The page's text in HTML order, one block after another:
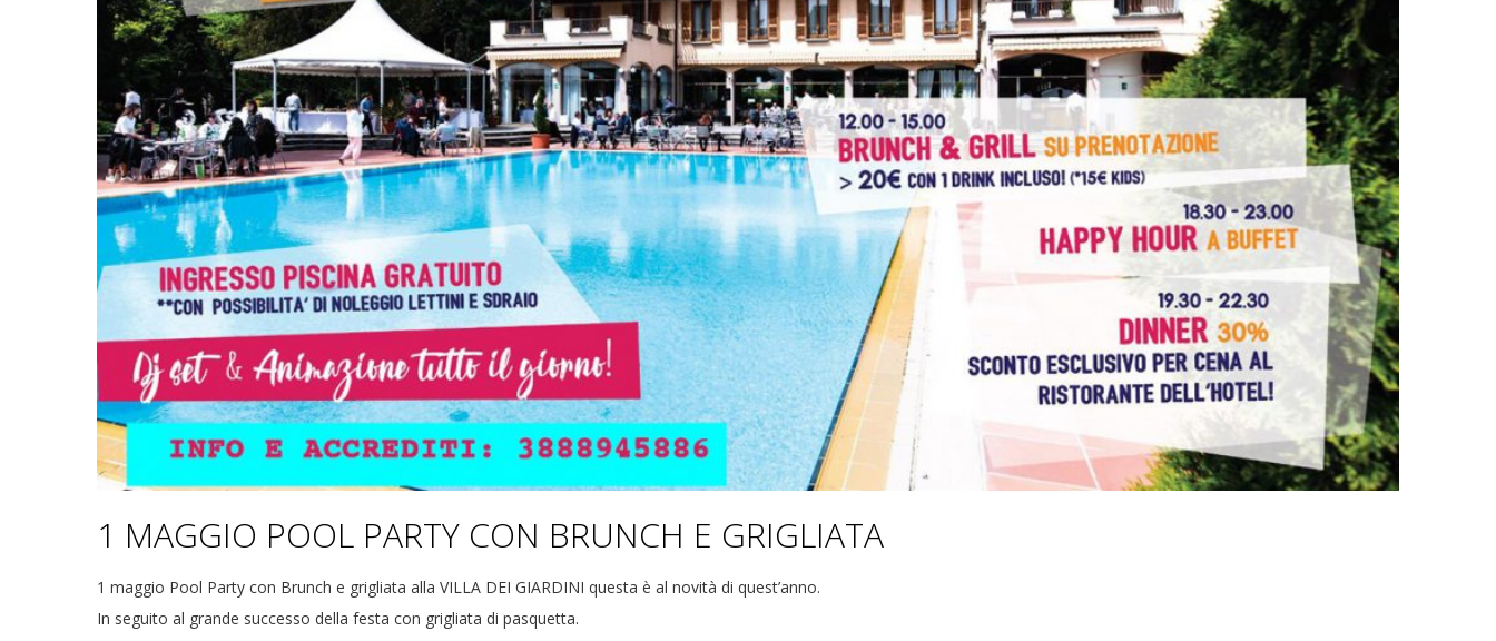
1 MAGGIO POOL PARTY CON BRUNCH E GRIGLIATA
1 maggio Pool Party con Brunch e grigliata alla VILLA DEI GIARDINI questa è al novità di quest’anno.
In seguito al grande successo della festa con grigliata di pasquetta.